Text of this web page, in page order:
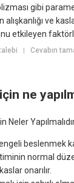
gibi
ve
etkileyen
|Cevabın
ne
Neler
beslenmek
normal
onarılır.